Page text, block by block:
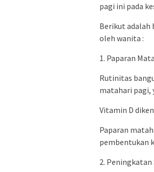
pagi ini pada
Berikut adalah
oleh wanita :
1. Paparan
Rutinitas
matahari pagi,
Vitamin D
Paparan
pembentukan
2.